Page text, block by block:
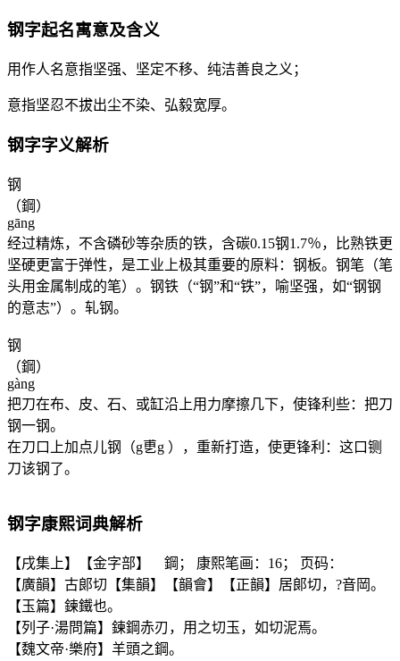
钢字起名寓意及含义
用作人名意指坚强、坚定不移、纯洁善良之义；
意指坚忍不拔出尘不染、弘毅宽厚。
钢字字义解析
钢
（鋼）
gāng
经过精炼，不含磷砂等杂质的铁，含碳0.15钢1.7％，比熟铁更
坚硬更富于弹性，是工业上极其重要的原料：钢板。钢笔（笔
头用金属制成的笔）。钢铁（“钢”和“铁”，喻坚强，如“钢钢
的意志”）。轧钢。
钢
（鋼）
gàng
把刀在布、皮、石、或缸沿上用力摩擦几下，使锋利些：把刀
钢一钢。
在刀口上加点儿钢（g乶g ），重新打造，使更锋利：这口铡
刀该钢了。
钢字康熙词典解析
【戌集上】【金字部】 鋼； 康熙笔画：16； 页码：
【廣韻】古郞切【集韻】【韻會】【正韻】居郞切，?音岡。
【玉篇】鍊鐵也。
【列子·湯問篇】鍊鋼赤刃，用之切玉，如切泥焉。
【魏文帝·樂府】羊頭之鋼。